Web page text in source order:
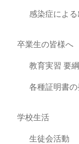
感染症によ
卒業生の皆様へ
教育実習 要
各種証明書
学校生活
生徒会活動